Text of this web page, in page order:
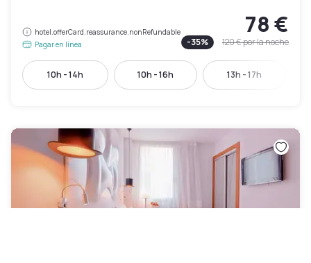
hotel.offerCard.reassurance.nonRefundable
Pagar en línea
78 €
-35% 120 €por la noche
10h - 14h 10h - 16h 13h - 17h